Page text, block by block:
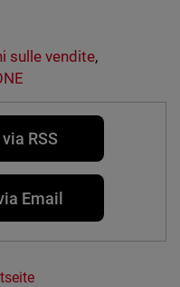
sulle vendite,
RSS
Email